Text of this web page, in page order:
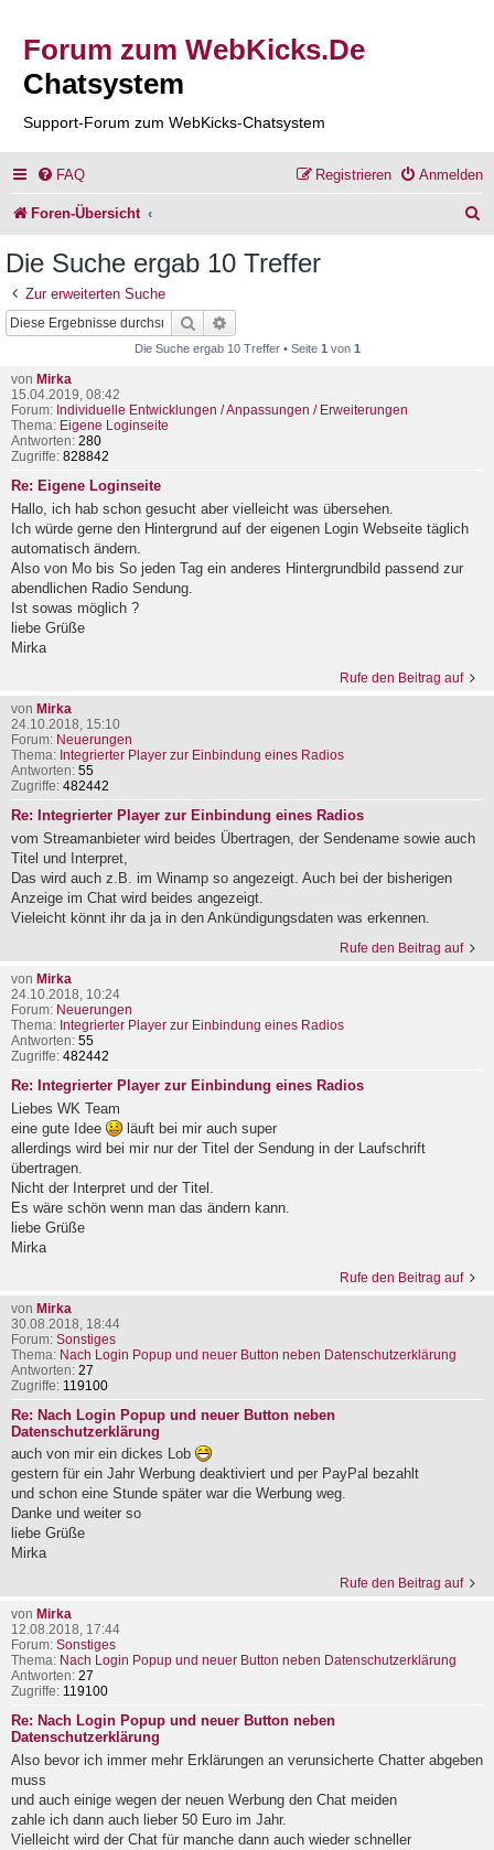
Forum zum WebKicks.De
Chatsystem
Support-Forum zum WebKicks-Chatsystem
FAQ Anmelden
Registrieren
Foren-Übersicht
Die Suche ergab 10 Treffer
Zur erweiterten Suche
Suche
Die Suche ergab 10 Treffer • Seite 1 von 1
von Mirka
15.04.2019, 08:42
Forum: Individuelle Entwicklungen / Anpassungen / Erweiterungen
Thema: Eigene Loginseite
Antworten: 280
Zugriffe: 828842
Re: Eigene Loginseite
Hallo, ich hab schon gesucht aber vielleicht was übersehen.
Ich würde gerne den Hintergrund auf der eigenen Login Webseite täglich
automatisch ändern.
Also von Mo bis So jeden Tag ein anderes Hintergrundbild passend zur
abendlichen Radio Sendung.
Ist sowas möglich ?
liebe Grüße
Mirka
Rufe den Beitrag auf
von Mirka
24.10.2018, 15:10
Forum: Neuerungen
Thema: Integrierter Player zur Einbindung eines Radios
Antworten: 55
Zugriffe: 482442
Re: Integrierter Player zur Einbindung eines Radios
vom Streamanbieter wird beides Übertragen, der Sendename sowie auch
Titel und Interpret,
Das wird auch z.B. im Winamp so angezeigt. Auch bei der bisherigen
Anzeige im Chat wird beides angezeigt.
Vieleicht könnt ihr da ja in den Ankündigungsdaten was erkennen.
Rufe den Beitrag auf
von Mirka
24.10.2018, 10:24
Forum: Neuerungen
Thema: Integrierter Player zur Einbindung eines Radios
Antworten: 55
Zugriffe: 482442
Re: Integrierter Player zur Einbindung eines Radios
Liebes WK Team
eine gute Idee
läuft bei mir auch super
allerdings wird bei mir nur der Titel der Sendung in der Laufschrift
übertragen.
Nicht der Interpret und der Titel.
Es wäre schön wenn man das ändern kann.
liebe Grüße
Mirka
Rufe den Beitrag auf
von Mirka
30.08.2018, 18:44
Forum: Sonstiges
Thema: Nach Login Popup und neuer Button neben Datenschutzerklärung
Antworten: 27
Zugriffe: 119100
Re: Nach Login Popup und neuer Button neben
Datenschutzerklärung
auch von mir ein dickes Lob
gestern für ein Jahr Werbung deaktiviert und per PayPal bezahlt
und schon eine Stunde später war die Werbung weg.
Danke und weiter so
liebe Grüße
Mirka
Rufe den Beitrag auf
von Mirka
12.08.2018, 17:44
Forum: Sonstiges
Thema: Nach Login Popup und neuer Button neben Datenschutzerklärung
Antworten: 27
Zugriffe: 119100
Re: Nach Login Popup und neuer Button neben
Datenschutzerklärung
Also bevor ich immer mehr Erklärungen an verunsicherte Chatter abgeben
muss
und auch einige wegen der neuen Werbung den Chat meiden
zahle ich dann auch lieber 50 Euro im Jahr.
Vielleicht wird der Chat für manche dann auch wieder schneller